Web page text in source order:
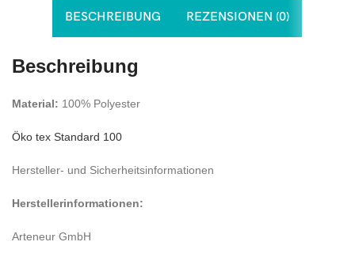
BESCHREIBUNG REZENSIONEN (0)
Beschreibung
Material: 100% Polyester
Öko tex Standard 100
Hersteller- und Sicherheitsinformationen
Herstellerinformationen:
Arteneur GmbH